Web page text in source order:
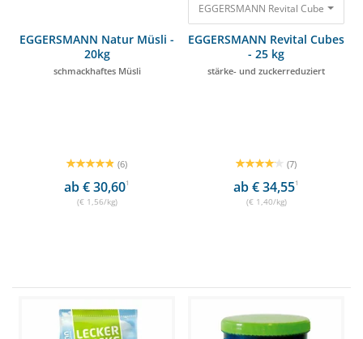
EGGERSMANN Natur Müsli -
20kg
schmackhaftes Müsli
(6)
ab € 30,601
(€ 1,56/kg)
EGGERSMANN Revital Cubes - 25
EGGERSMANN Revital Cubes
- 25 kg
stärke- und zuckerreduziert
(7)
ab € 34,551
(€ 1,40/kg)